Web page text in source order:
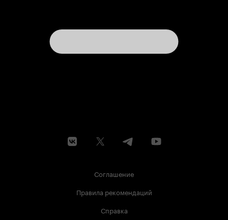
Соглашение
Правила рекомендаций
Справка